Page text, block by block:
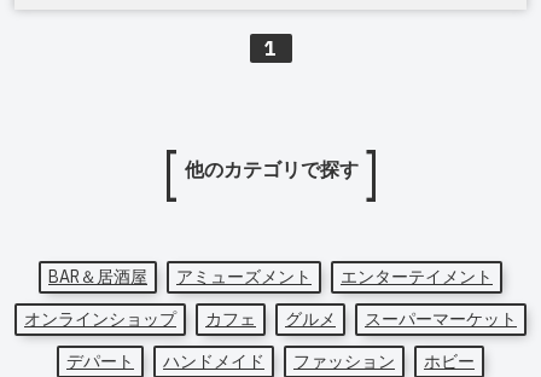
1
他のカテゴリで探す
BAR＆居酒屋 アミューズメント
エンターテイメント
オンラインショップ
カフェ グルメ
スーパーマーケット
デパート
ハンドメイド ファッション
ホビー